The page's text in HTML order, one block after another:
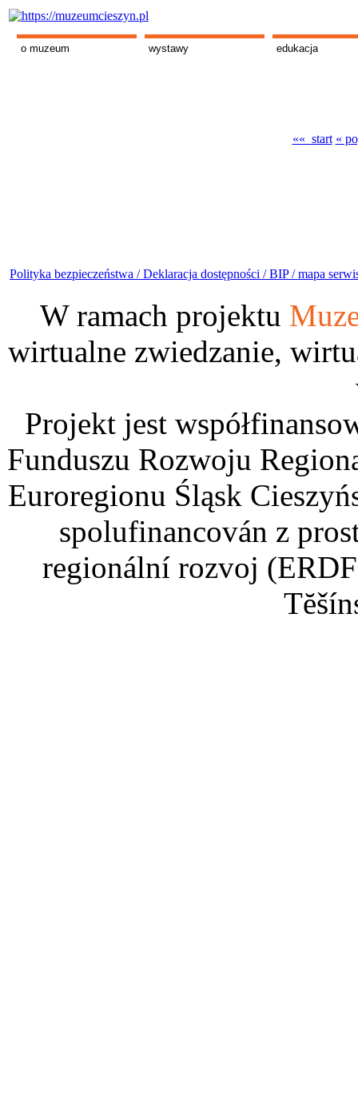
o muzeum wystawy edukacja
«« start «
Polityka bezpieczeństwa /Deklaracja dostępności /BIP /mapa
W ramach projektu
wirtualne zwiedzanie,
Projekt jest
Funduszu Rozwoju
Euroregionu Śląsk
spolufinancován z
regionální rozvoj